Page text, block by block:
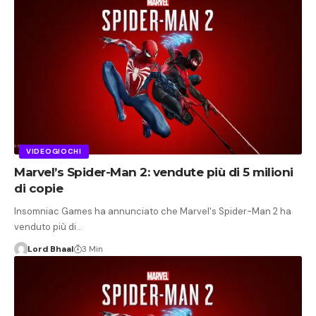
VIDEOGIOCHI
Marvel’s Spider-Man 2: vendute più di 5 milioni
di copie
Insomniac Games ha annunciato che Marvel's Spider-Man 2 ha
venduto più di…
Lord Bhaal 3 Min